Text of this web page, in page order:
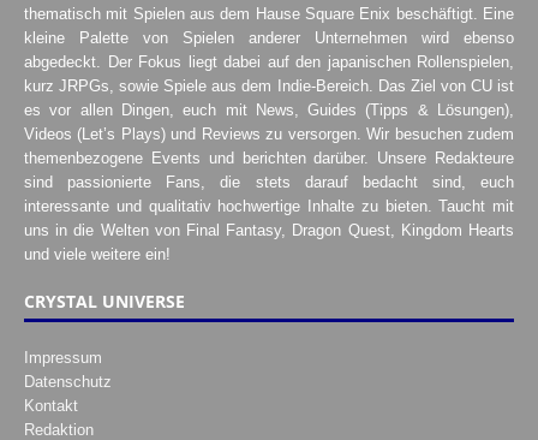
thematisch mit Spielen aus dem Hause Square Enix beschäftigt. Eine
kleine Palette von Spielen anderer Unternehmen wird ebenso
abgedeckt. Der Fokus liegt dabei auf den japanischen Rollenspielen,
kurz JRPGs, sowie Spiele aus dem Indie-Bereich. Das Ziel von CU ist
es vor allen Dingen, euch mit News, Guides (Tipps & Lösungen),
Videos (Let’s Plays) und Reviews zu versorgen. Wir besuchen zudem
themenbezogene Events und berichten darüber. Unsere Redakteure
sind passionierte Fans, die stets darauf bedacht sind, euch
interessante und qualitativ hochwertige Inhalte zu bieten. Taucht mit
uns in die Welten von Final Fantasy, Dragon Quest, Kingdom Hearts
und viele weitere ein!
CRYSTAL UNIVERSE
Impressum
Datenschutz
Kontakt
Redaktion